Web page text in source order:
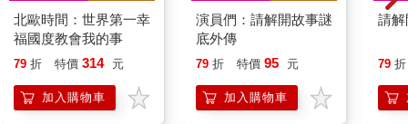
北歐時間：世界第一幸
福國度教會我的事
79 折 特價 314 元
加入購物車
演員們：請解開故事謎
底外傳
79 折 特價 95 元
加入購物車
請解
79 折